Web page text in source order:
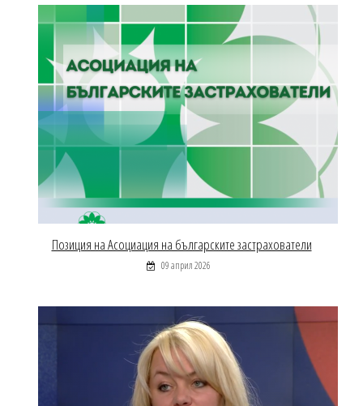
Позиция на Асоциация на българските застрахователи
09 април 2026